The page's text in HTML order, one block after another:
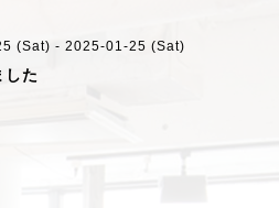
(Sat) - 2025-01-25 (Sat)
した